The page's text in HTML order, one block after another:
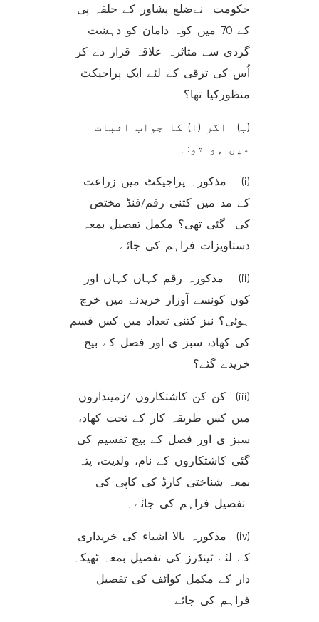
حکومت نےضلع پشاور کے حلقہ پی
کے 70 میں کوہ دامان کو دہشت
گردی سے متاثرہ علاقہ قرار دے کر
اُس کی ترقی کے لئے ایک پراجیکٹ
منظورکيا تھا؟
(ب) اگر (ا) کا جواب اثبات
میں ہو تو:۔
(i) مذکورہ پراجیکٹ میں زراعت
کے مد میں کتنی رقم/فنڈ مختص
کی گئی تھی؟ مکمل تفصیل بمعہ
دستاویزات فراہم کی جائے۔
(ii) مذکورہ رقم کہاں کہاں اور
کون کونسے آوزار خریدنے میں خرچ
ہوئی؟ نیز کتنی تعداد میں کس قسم
کی کھاد، سبز ی اور فصل کے بیج
خریدے گئے؟
(iii) کن کن کاشتکاروں /زمینداروں
میں کس طریقہ کار کے تحت کھاد،
سبز ی اور فصل کے بیج تقسیم کی
گئی کاشتکاروں کے نام، ولدیت، پتہ
بمعہ شناختی کارڈ کی کاپی کی
تفصیل فراہم کی جائے۔
(iv) مذکورہ بالا اشیاء کی خریداری
کے لئے ٹینڈرز کی تفصیل بمعہ ٹھیکہ
دار کے مکمل کوائف کی تفصیل
فراہم کی جائے